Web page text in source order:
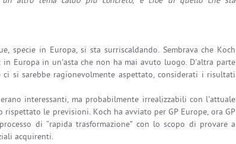
specie in Europa, si sta surriscaldando. Sembrava che Koch
Europa in un'asta che non ha mai avuto luogo. D'altra parte
si sarebbe ragionevolmente aspettato, considerati i risultati
interessanti, ma probabilmente irrealizzabili con l'attuale
le previsioni. Koch ha avviato per GP Europe, ora GP
di “rapida trasformazione” con lo scopo di provare a
acquirenti.